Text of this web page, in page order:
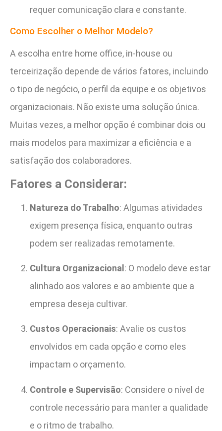
requer comunicação clara e constante.
Como Escolher o Melhor Modelo?
A escolha entre home office, in-house ou
terceirização depende de vários fatores, incluindo
o tipo de negócio, o perfil da equipe e os objetivos
organizacionais. Não existe uma solução única.
Muitas vezes, a melhor opção é combinar dois ou
mais modelos para maximizar a eficiência e a
satisfação dos colaboradores.
Fatores a Considerar:
Natureza do Trabalho: Algumas atividades
exigem presença física, enquanto outras
podem ser realizadas remotamente.
Cultura Organizacional : O modelo deve estar
alinhado aos valores e ao ambiente que a
empresa deseja cultivar.
Custos Operacionais: Avalie os custos
envolvidos em cada opção e como eles
impactam o orçamento.
Controle e Supervisão: Considere o nível de
controle necessário para manter a qualidade
e o ritmo de trabalho.